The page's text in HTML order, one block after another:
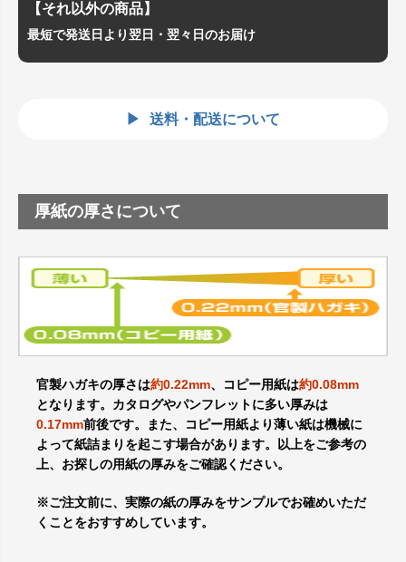
【それ以外の商品】
最短で発送日より翌日・翌々日のお届け
送料・配送について
厚紙の厚さについて
官製ハガキの厚さは約0.22mm、コピー用紙は約0.08mm
となります。カタログやパンフレットに多い厚みは
0.17mm前後です。また、コピー用紙より薄い紙は機械に
よって紙詰まりを起こす場合があります。以上をご参考の
上、お探しの用紙の厚みをご確認ください。
※ご注文前に、実際の紙の厚みをサンプルでお確めいただ
くことをおすすめしています。